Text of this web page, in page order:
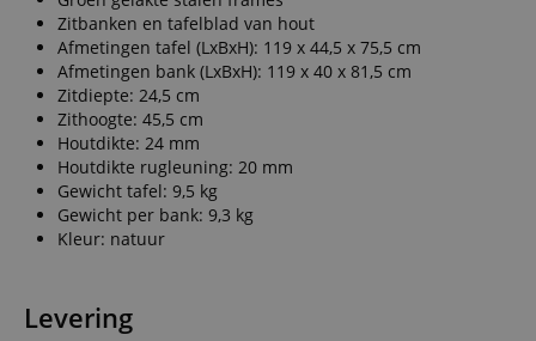
Zitbanken en tafelblad van hout
Afmetingen tafel (LxBxH): 119 x 44,5 x 75,5 cm
Afmetingen bank (LxBxH): 119 x 40 x 81,5 cm
Zitdiepte: 24,5 cm
Zithoogte: 45,5 cm
Houtdikte: 24 mm
Houtdikte rugleuning: 20 mm
Gewicht tafel: 9,5 kg
Gewicht per bank: 9,3 kg
Kleur: natuur
Levering